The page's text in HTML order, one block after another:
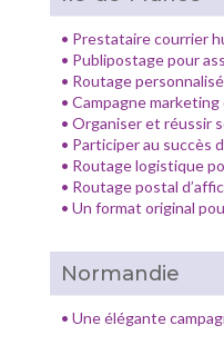
• Prestataire courrier
• Publipostage pour
• Routage
• Campagne marketing
• Organiser et réussir
• Participer au succès
• Routage logistique
• Routage postal
• Un format original
Normandie
• Une élégante